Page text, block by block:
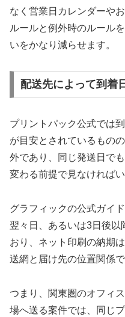
なく営業日カレンダーや
ルールと例外時のルール
いをかなり減らせます。
配送先によって到着
プリントパック公式では
が目安とされているもの
外であり、同じ発送日で
変わる前提で見なければい
グラフィックの公式ガイ
翌々日、あるいは3日後以
おり、ネット印刷の納期
送網と届け先の位置関係
つまり、関東圏のオフィ
場へ送る案件では、同じ